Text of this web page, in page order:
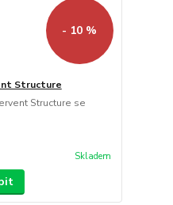
- 10 %
Structure
Structure se
Skladem